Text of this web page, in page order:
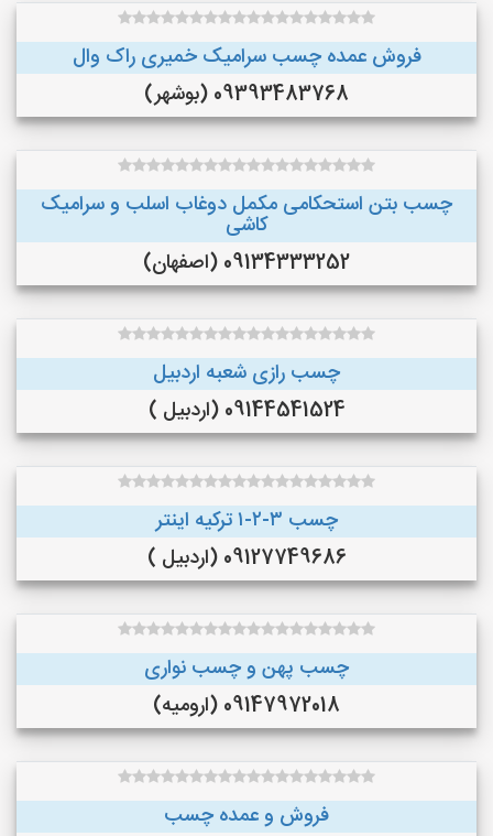
فروش عمده چسب سرامیک خمیری راک وال
09393483768 (بوشهر)
چسب بتن استحکامی مکمل دوغاب اسلب و سرامیک
کاشی
09134333252 (اصفهان)
چسب رازی شعبه اردبیل
09144541524 (اردبیل )
چسب ۳-۲-۱ ترکیه اینتر
09127749686 (اردبیل )
چسب پهن و چسب نواری
09147972018 (ارومیه)
فروش و عمده چسب